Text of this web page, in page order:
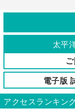
太平
電子版
アクセスランキン